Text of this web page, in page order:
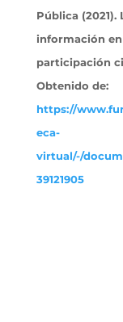
Pública
información
participación
Obtenido de:
https://
eca-
virtual/-/
39121905